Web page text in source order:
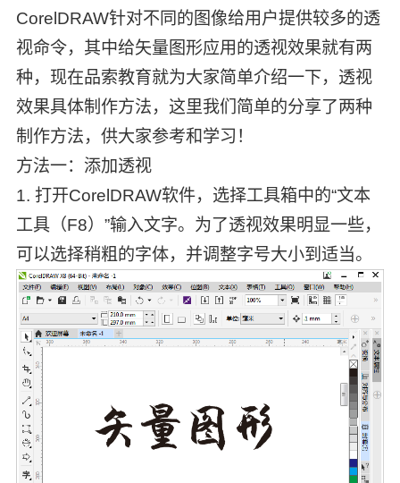
CorelDRAW针对不同的图像给用户提供较多的透
视命令，其中给矢量图形应用的透视效果就有两
种，现在品索教育就为大家简单介绍一下，透视
效果具体制作方法，这里我们简单的分享了两种
制作方法，供大家参考和学习！
方法一：添加透视
1. 打开CorelDRAW软件，选择工具箱中的“文本
工具（F8）”输入文字。为了透视效果明显一些，
可以选择稍粗的字体，并调整字号大小到适当。